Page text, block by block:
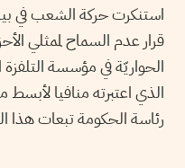
استنكرت حركة الشعب في
قرار عدم السماح لممثلي
الحواريّة في مؤسسة
الذي اعتبرته منافيا لأبسط
رئاسة الحكومة تبعات هذا